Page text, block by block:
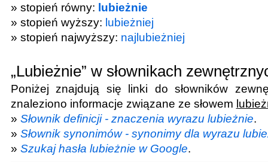
» stopień równy: lubieżnie
» stopień wyższy: lubieżniej
» stopień najwyższy: najlubieżniej
„Lubieżnie” w słownikach
Poniżej znajdują się linki do słowników
znaleziono informacje związane ze słowem
» Słownik definicji - znaczenia wyrazu lubieżnie.
» Słownik synonimów - synonimy dla wyrazu
» Szukaj hasła lubieżnie w Google.